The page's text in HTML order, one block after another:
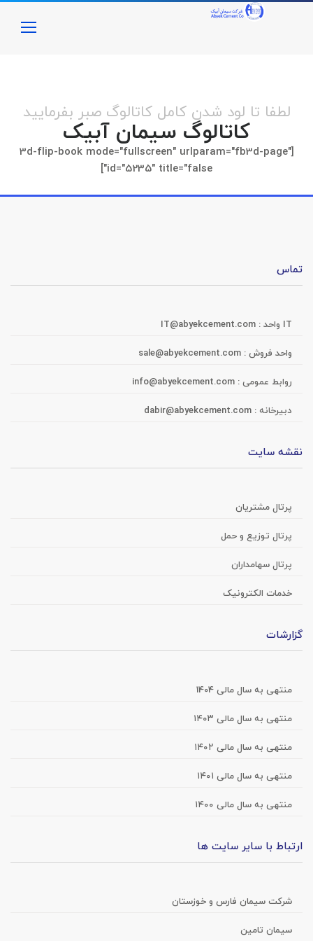
لطفا تا لود شدن کامل کاتالوگ صبر بفرمایید
کاتالوگ سیمان آبیک
[3d-flip-book mode="fullscreen" urlparam="fb3d-page"
id="5235" title="false"]
تماس
IT واحد :
واحد فروش :
روابط عمومی :
دبیرخانه :
نقشه سایت
پرتال مشتریان
پرتال توزیع و حمل
پرتال سهامداران
خدمات الکترونیک
گزارشات
منتهی به سال مالی 1404
منتهی به سال مالی ۱۴۰۳
منتهی به سال مالی ۱۴۰۲
منتهی به سال مالی ۱۴۰۱
منتهی به سال مالی ۱۴۰۰
ارتباط با سایر سایت ها
شرکت سیمان فارس و خوزستان
سیمان تامین